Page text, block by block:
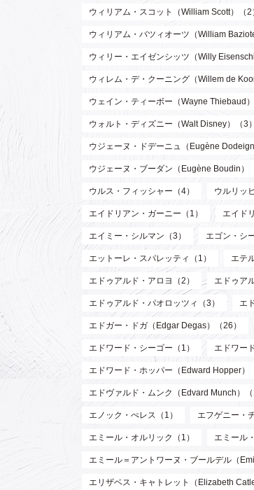
ウィリアム・スコット（William Scott）（2
ウィリアム・バツィオーツ（William
ウィリー・エイゼンシッツ（Willy
ウィレム・デ・クーニング（Willem de
ウェイン・ティーボー（Wayne Thiebaud）
ウォルト・ディズニー（Walt Disney）（3）
ウジェーヌ・ドデーニュ（Eugène
ウジェーヌ・ブーダン（Eugène Boudin）
ウルス・フィッシャー（4） ウルリッ
エイドリアン・ガーニー（1） エイド
エイミー・シルマン（3） エゴン・シ
エットーレ・スパレッティ（1） エテ
エドゥアルド・アロヨ（2） エドゥア
エドゥアルド・パオロッツィ（3） エ
エドガー・ドガ（Edgar Degas）（26）
エドワード・シーゴー（1） エドワー
エドワード・ホッパー（Edward Hopper）
エドヴァルド・ムンク（Edvard Munch）（
エノック・ぺレス（1） エフゲニー・
エミール・オルリック（1） エミール
エミール＝アントワーヌ・ブールデル（
エリザベス・キャトレット（Elizabeth